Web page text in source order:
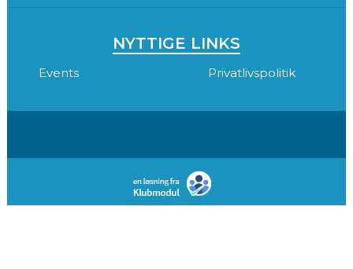
NYTTIGE LINKS
Events Privatlivspolitik